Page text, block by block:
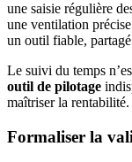
une saisie régulière
une ventilation
un outil fiable,
Le suivi du temps
outil de pilotage
maîtriser la rentabilité.
Formaliser la